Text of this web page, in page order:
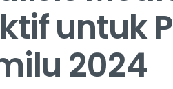
untuk
2024